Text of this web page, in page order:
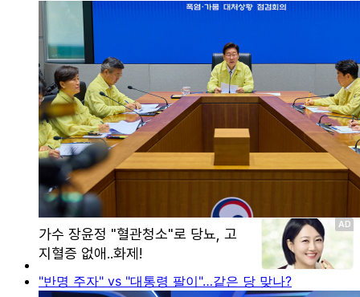
"반명 주자" vs "대통령 팔이"…같은 당 맞나?